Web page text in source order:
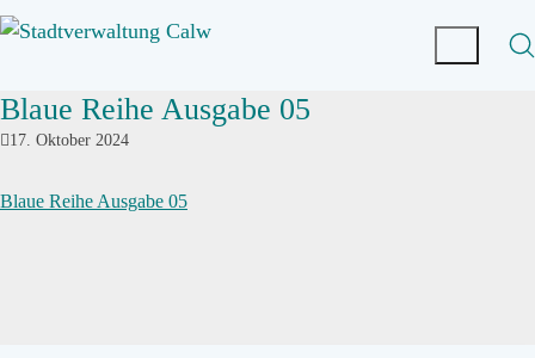
Blaue Reihe Ausgabe 05
17. Oktober 2024
Blaue Reihe Ausgabe 05